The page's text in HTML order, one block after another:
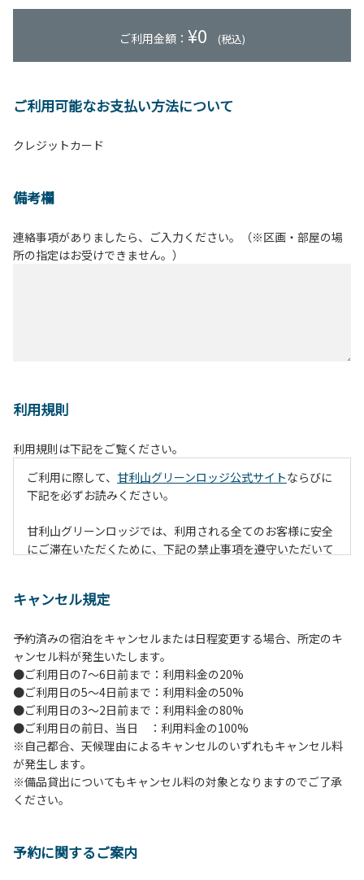
ご利用金額： ¥0 (税込)
ご利用可能なお支払い方法について
クレジットカード
備考欄
連絡事項がありましたら、ご入力ください。（※区画・部屋の場
所の指定はお受けできません。）
利用規則
利用規則は下記をご覧ください。
ご利用に際して、 甘利山グリーンロッジ公式サイトならびに
下記を必ずお読みください。
甘利山グリーンロッジでは、利用される全てのお客様に安全
にご滞在いただくために、下記の禁止事項を遵守いただいて
１.地面での直火による焚火等の火を使う行為
２.防火シートの未設置や消火対策を行わずに火を使う行為
（防火シートや消火グッズ等は無償で貸出します。）
３.夜間を通しての火の利用（消灯時間には原則、完全消火）
４.所定の場所以外での火の利用（喫煙含む）
５.強風時の野外での火の利用（管理者判断となります。）
６.花火
７.周囲に迷惑となるような行為（夜間の大声での談笑等）や
他人に嫌悪感を与えるような行為はお止めください。
８.ごみの投棄
キャンセル規定
予約済みの宿泊をキャンセルまたは日程変更する場合、所定のキ
ャンセル料が発生いたします。
●ご利用日の7～6日前まで：利用料金の20%
●ご利用日の5～4日前まで：利用料金の50%
●ご利用日の3～2日前まで：利用料金の80%
●ご利用日の前日、当日 ：利用料金の100%
※自己都合、天候理由によるキャンセルのいずれもキャンセル料
が発生します。
※備品貸出についてもキャンセル料の対象となりますのでご了承
ください。
予約に関するご案内